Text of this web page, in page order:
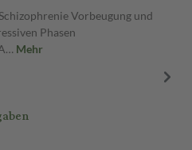
Vorbeugung und
Phasen
Mehr